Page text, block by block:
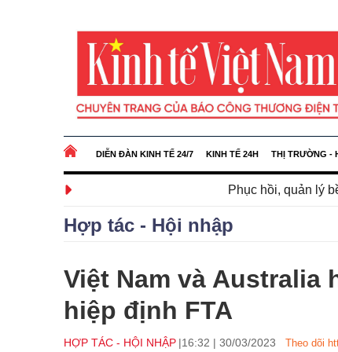
DIỄN ĐÀN KINH TẾ 24/7 KINH TẾ 24H THỊ TRƯỜNG -
Phục hồi, quản lý bền vững rừng tự
Hợp tác - Hội nhập
Việt Nam và
hiệp định FTA
HỢP TÁC - HỘI NHẬP 16:32 | 30/03/2023 Theo dõi